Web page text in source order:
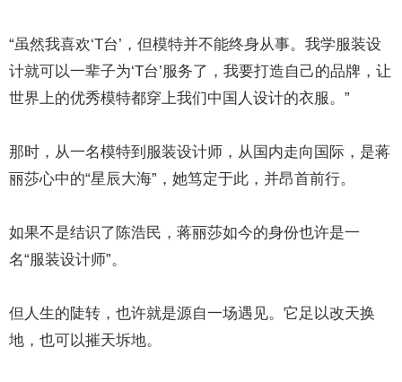
“虽然我喜欢‘T台’，但模特并不能终身从事。我学服装设
计就可以一辈子为‘T台’服务了，我要打造自己的品牌，让
世界上的优秀模特都穿上我们中国人设计的衣服。”
那时，从一名模特到服装设计师，从国内走向国际，是蒋
丽莎心中的“星辰大海”，她笃定于此，并昂首前行。
如果不是结识了陈浩民，蒋丽莎如今的身份也许是一
名“服装设计师”。
但人生的陡转，也许就是源自一场遇见。它足以改天换
地，也可以摧天坼地。